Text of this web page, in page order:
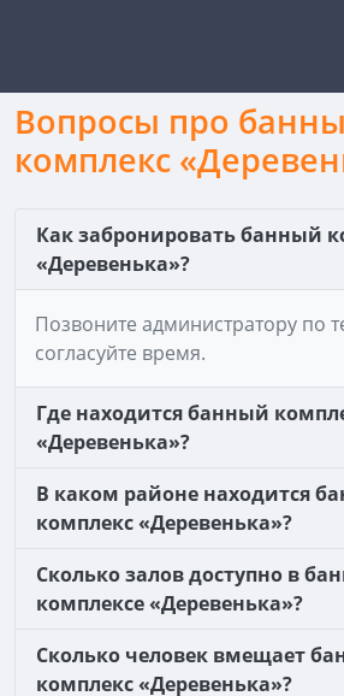
Вопросы про
комплекс
Как забронировать банный
«Деревенька»?
Позвоните администратору по
согласуйте время.
Где находится банный
«Деревенька»?
В каком районе находится
комплекс «Деревенька»?
Сколько залов доступно в
комплексе «Деревенька»?
Сколько человек вмещает
комплекс «Деревенька»?